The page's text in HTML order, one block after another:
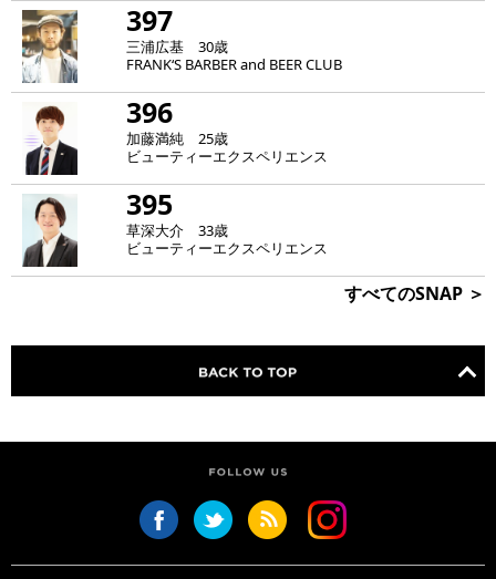
397
三浦広基 30歳
FRANK‘S BARBER and BEER CLUB
396
加藤満純 25歳
ビューティーエクスペリエンス
395
草深大介 33歳
ビューティーエクスペリエンス
すべてのSNAP ＞